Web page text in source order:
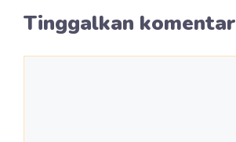
Tinggalkan komentar